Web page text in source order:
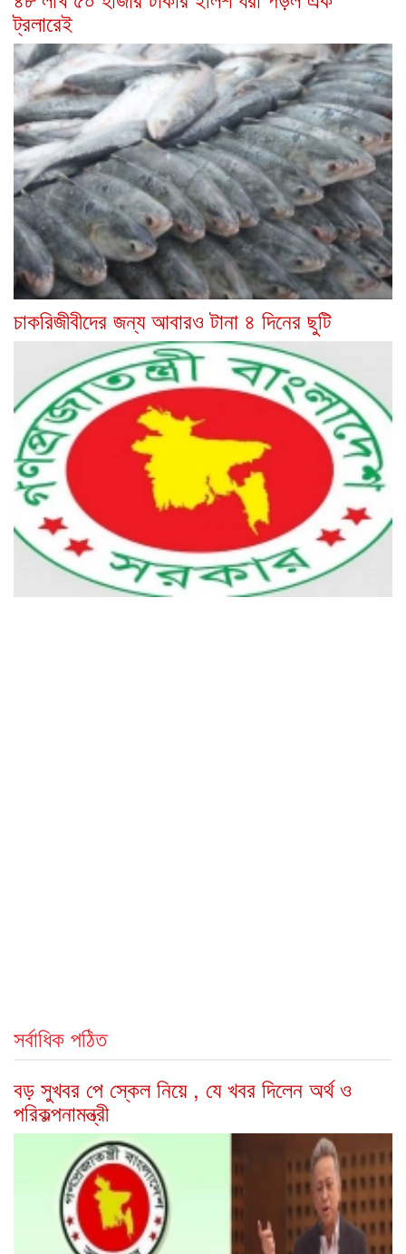
ট্রলারেই
চাকরিজীবীদের জন্য আবারও টানা ৪ দিনের ছুটি
সর্বাধিক পঠিত
বড় সুখবর পে স্কেল নিয়ে , যে খবর দিলেন অর্থ ও
পরিকল্পনামন্ত্রী